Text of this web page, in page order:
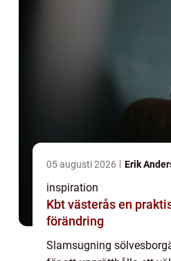
05 augusti 2026 Erik
inspiration
Kbt västerås en praktisk väg mot
förändring
Slamsugning